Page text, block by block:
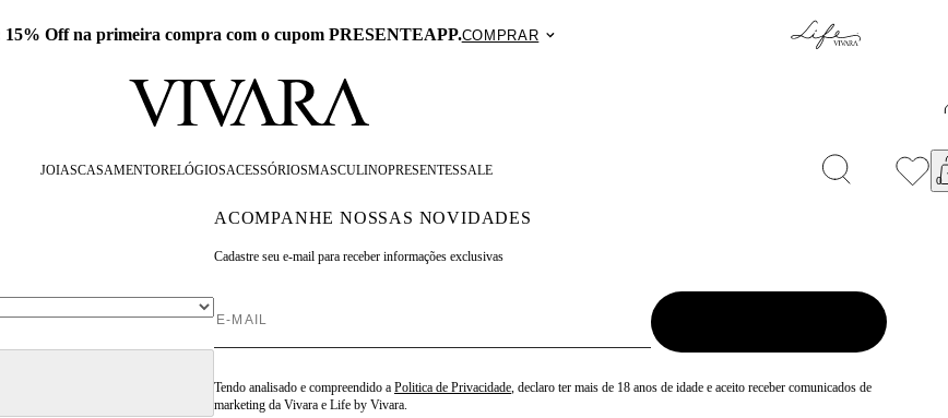
15% Off na primeira compra com o cupom PRESENTEAPP.COMPRAR
JOIASCASAMENTORELÓGIOSACESSÓRIOSMASCULINOPRESENTESSALE
ACOMPANHE NOSSAS NOVIDADES
Cadastre seu e-mail para receber informações exclusivas
Tendo analisado e compreendido a Politica de Privacidade, declaro ter mais de 18 anos de idade e aceito receber comunicados de
marketing da Vivara e Life by Vivara.